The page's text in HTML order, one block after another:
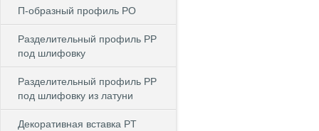
П-образный профиль PO
Разделительный профиль PP
под шлифовку
Разделительный профиль PP
под шлифовку из латуни
Декоративная вставка PT